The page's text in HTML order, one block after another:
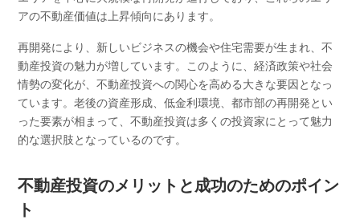
アの不動産価値は上昇傾向にあります。
再開発により、新しいビジネスの機会や住宅需要が生まれ、不
動産投資の魅力が増しています。このように、経済政策や社会
情勢の変化が、不動産投資への関心を高める大きな要因となっ
ています。老後の資産形成、低金利環境、都市部の再開発とい
った要素が相まって、不動産投資は多くの投資家にとって魅力
的な選択肢となっているのです。
不動産投資のメリットと成功のためのポイン
ト